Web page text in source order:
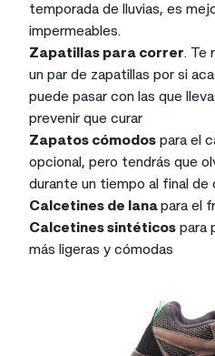
temporada de lluvias, es
impermeables.
Zapatillas para correr. Te
un par de zapatillas por si
puede pasar con las que
prevenir que curar
Zapatos cómodos para el
opcional, pero tendrás que
durante un tiempo al final de
Calcetines de lanapara el
Calcetines sintéticos para
más ligeras y cómodas